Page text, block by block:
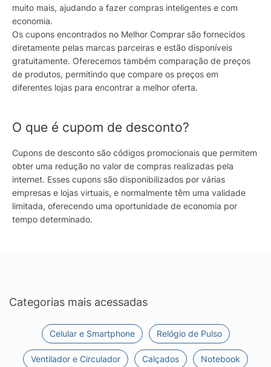
muito mais, ajudando a fazer compras inteligentes e com
economia.
Os cupons encontrados no Melhor Comprar são fornecidos
diretamente pelas marcas parceiras e estão disponíveis
gratuitamente. Oferecemos também comparação de preços
de produtos, permitindo que compare os preços em
diferentes lojas para encontrar a melhor oferta.
O que é cupom de desconto?
Cupons de desconto são códigos promocionais que permitem
obter uma redução no valor de compras realizadas pela
internet. Esses cupons são disponibilizados por várias
empresas e lojas virtuais, e normalmente têm uma validade
limitada, oferecendo uma oportunidade de economia por
tempo determinado.
Categorias mais acessadas
Celular e Smartphone Relógio de Pulso
Ventilador e Circulador Calçados Notebook